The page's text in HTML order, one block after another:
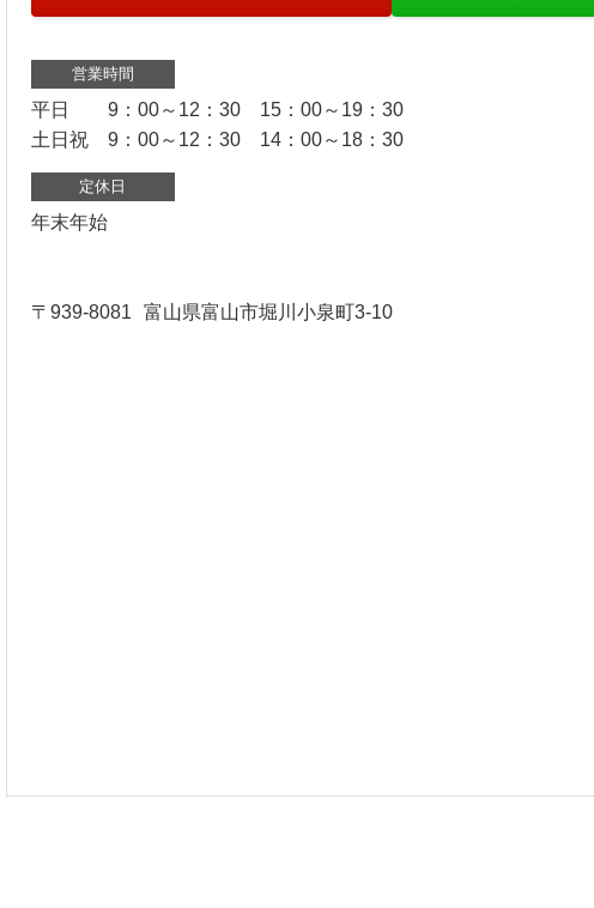
営業時間
平日 9：00～12：30 15：00～19：30
土日祝 9：00～12：30 14：00～18：30
定休日
年末年始
〒939-8081 富山県富山市堀川小泉町3-10